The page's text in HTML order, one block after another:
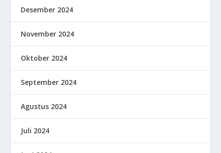
Desember 2024
November 2024
Oktober 2024
September 2024
Agustus 2024
Juli 2024